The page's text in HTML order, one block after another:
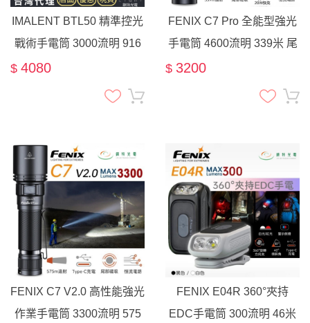
IMALENT BTL50 精準控光
戰術手電筒 3000流明 916
米 EDC 戶外探險 巡邏 泛
$ 4080
FENIX C7 Pro 全能型強光
手電筒 4600流明 339米 尾
部磁吸 21700電池 戶外探
$ 3200
FENIX C7 V2.0 高性能強光
作業手電筒 3300流明 575
FENIX E04R 360°夾持
EDC手電筒 300流明 46米